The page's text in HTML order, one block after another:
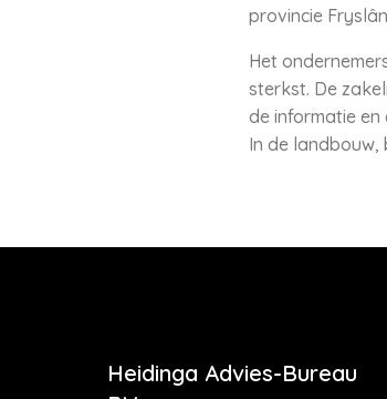
provincie
Het
sterkst. De
de informatie
In de landbouw,
Heidinga Advies-Bureau